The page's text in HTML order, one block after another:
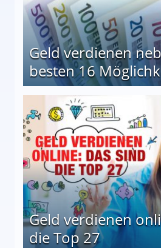
Geld verdienen
besten 16
Geld verdienen
die Top 27